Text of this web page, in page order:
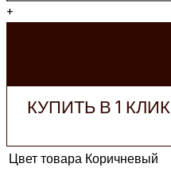
+
КУПИТЬ В 1 КЛИК
Цвет товараКоричневый